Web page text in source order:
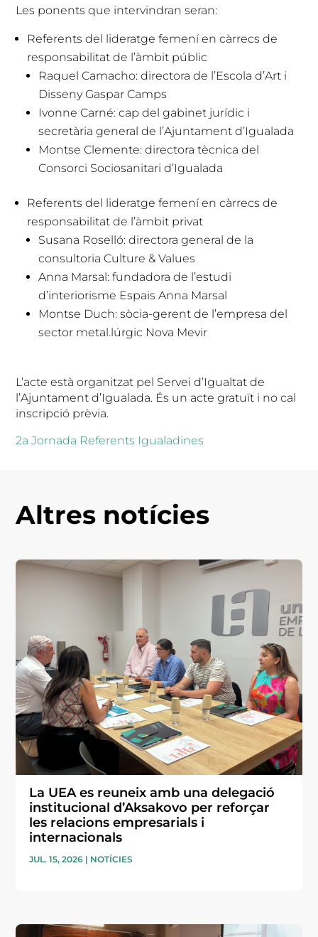
Les ponents que intervindran seran:
Referents del lideratge femení en càrrecs de
responsabilitat de l’àmbit públic
Raquel Camacho: directora de l’Escola d’Art i
Disseny Gaspar Camps
Ivonne Carné: cap del gabinet jurídic i
secretària general de l’Ajuntament d’Igualada
Montse Clemente: directora tècnica del
Consorci Sociosanitari d’Igualada
Referents del lideratge femení en càrrecs de
responsabilitat de l’àmbit privat
Susana Roselló: directora general de la
consultoria Culture & Values
Anna Marsal: fundadora de l’estudi
d’interiorisme Espais Anna Marsal
Montse Duch: sòcia-gerent de l’empresa del
sector metal.lúrgic Nova Mevir
L’acte està organitzat pel Servei d’Igualtat de
l’Ajuntament d’Igualada. És un acte gratuït i no cal
inscripció prèvia.
2a Jornada Referents Igualadines
Altres notícies
La UEA es reuneix amb una delegació
institucional d’Aksakovo per reforçar
les relacions empresarials i
internacionals
JUL. 15, 2026 | NOTÍCIES